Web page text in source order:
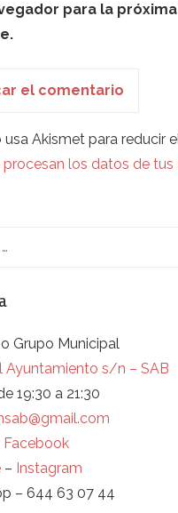
para la
usa Akismet para reducir
los datos de tus
Grupo Municipal
Ayuntamiento s/n – SAB
19:30 a 21:30
Facebook
– Instagram
– 644 63 07 44